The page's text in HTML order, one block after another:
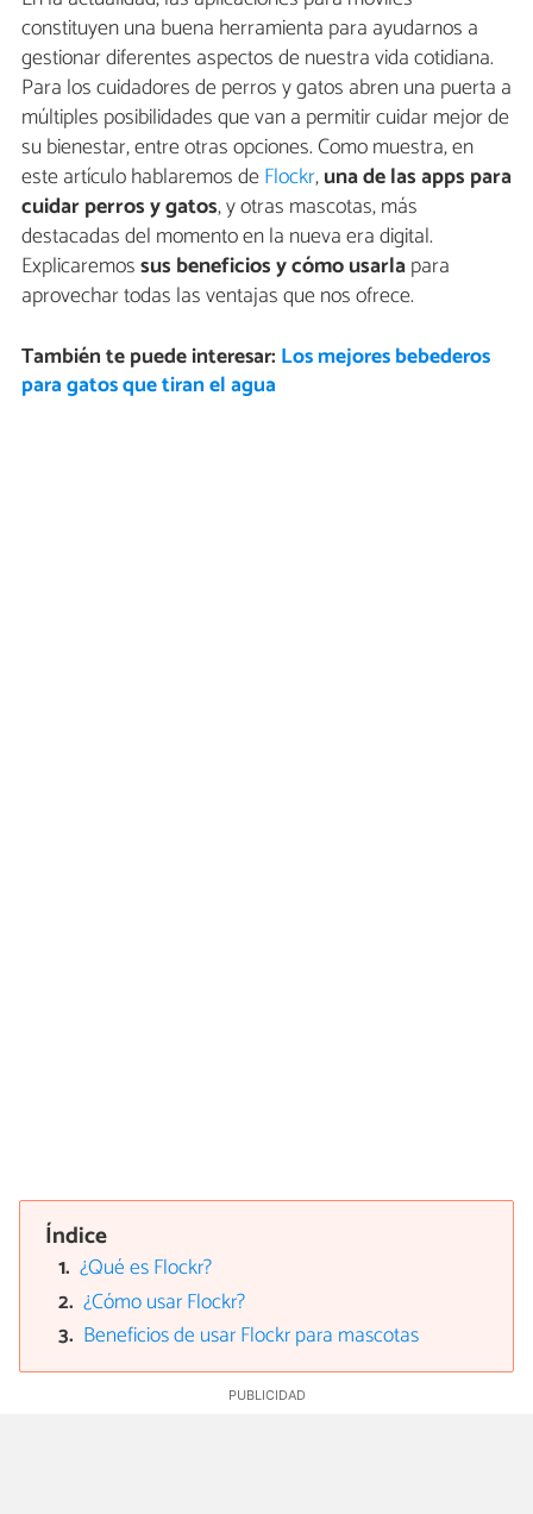
constituyen una buena herramienta para ayudarnos a
gestionar diferentes aspectos de nuestra vida cotidiana.
Para los cuidadores de perros y gatos abren una puerta a
múltiples posibilidades que van a permitir cuidar mejor de
su bienestar, entre otras opciones. Como muestra, en
este artículo hablaremos deFlockr,una de las apps para
cuidar perros y gatos, y otras mascotas, más
destacadas del momento en la nueva era digital.
Explicaremossus beneficios y cómo usarlapara
aprovechar todas las ventajas que nos ofrece.
También te puede interesar: Los mejores bebederos
para gatos que tiran el agua
Índice
¿Qué es Flockr?
¿Cómo usar Flockr?
Beneficios de usar Flockr para mascotas